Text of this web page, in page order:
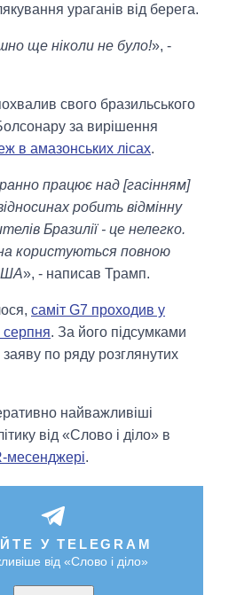
ураганів від берега.
ще ніколи не було!», -
свого бразильського
за вирішення
в амазонських лісах.
працює над [гасінням]
робить відмінну
Бразилії - це нелегко.
користуються повною
», - написав Трамп.
саміт G7 проходив у
серпня. За його підсумками
по ряду розглянутих
найважливіші
від «Слово і діло» в
месенджері.
У TELEGRAM
від «Слово і діло»